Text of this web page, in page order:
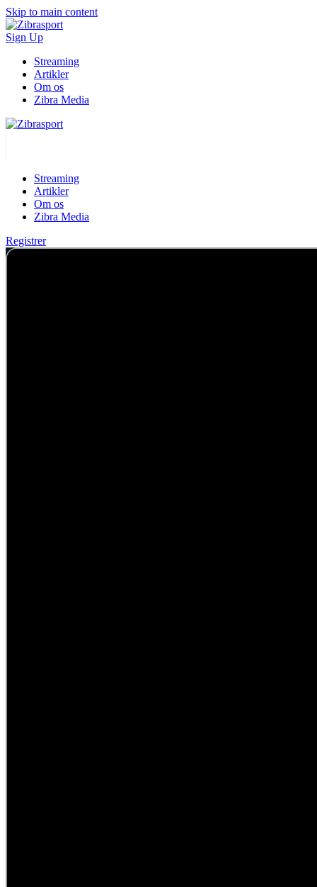
Skip to main content
Sign Up
Streaming
Artikler
Om os
Zibra Media
Streaming
Artikler
Om os
Zibra Media
Registrer